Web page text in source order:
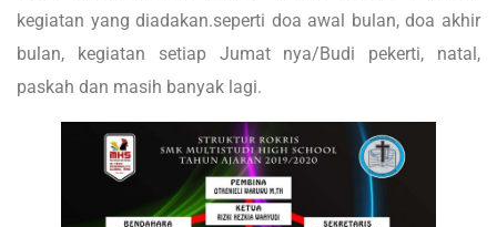
kegiatan yang diadakan.seperti doa awal bulan, doa akhir
bulan, kegiatan setiap Jumat nya/Budi pekerti, natal,
paskah dan masih banyak lagi.